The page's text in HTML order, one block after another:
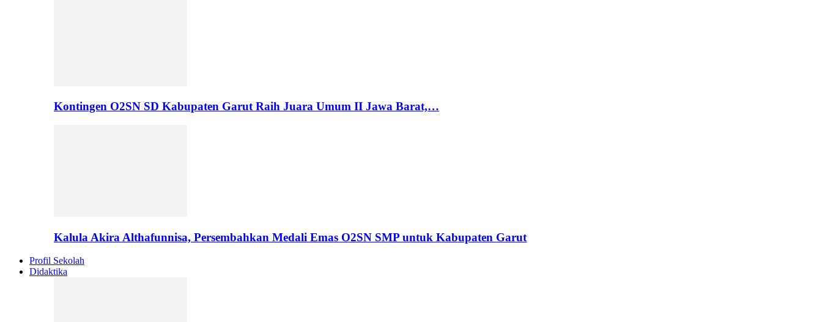
Kontingen O2SN SD Kabupaten Garut Raih Juara Umum II Jawa Barat,…
Kalula Akira Althafunnisa, Persembahkan Medali Emas O2SN SMP untuk Kabupaten Garut
Profil Sekolah
Didaktika